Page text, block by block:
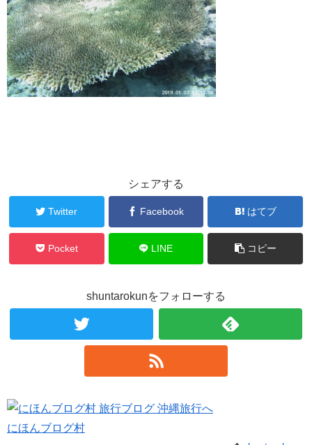
シェアする
Twitter Facebook はてブ
Pocket LINE コピー
shuntarokunをフォローする
にほんブログ村